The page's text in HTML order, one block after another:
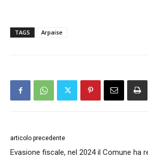
TAGS Arpaise
articolo precedente
Evasione fiscale, nel 2024 il Comune ha